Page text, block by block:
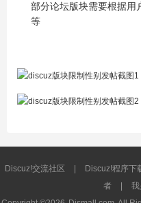
部分论坛版块需要根据用
等
Discuz!交流社区 Discuz!程序下
者